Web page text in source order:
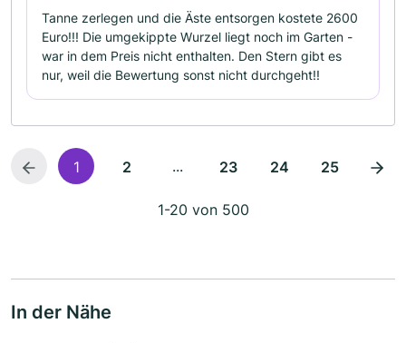
Tanne zerlegen und die Äste entsorgen kostete 2600
Euro!!! Die umgekippte Wurzel liegt noch im Garten -
war in dem Preis nicht enthalten. Den Stern gibt es
nur, weil die Bewertung sonst nicht durchgeht!!
1 2 ... 23 24 25
1-20 von 500
In der Nähe